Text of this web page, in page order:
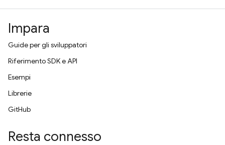
Impara
Guide per gli sviluppatori
Riferimento SDK e API
Esempi
Librerie
GitHub
Resta connesso